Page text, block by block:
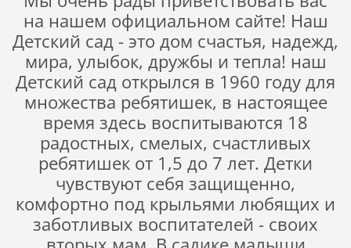
на нашем официальном сайте! Наш
Детский сад - это дом счастья, надежд,
мира, улыбок, дружбы и тепла! наш
Детский сад открылся в 1960 году для
множества ребятишек, в настоящее
время здесь воспитываются 18
радостных, смелых, счастливых
ребятишек от 1,5 до 7 лет. Детки
чувствуют себя защищенно,
комфортно под крыльями любящих и
заботливых воспитателей - своих